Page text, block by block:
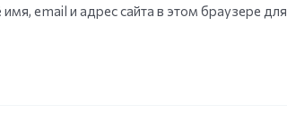
email и адрес сайта в этом браузере